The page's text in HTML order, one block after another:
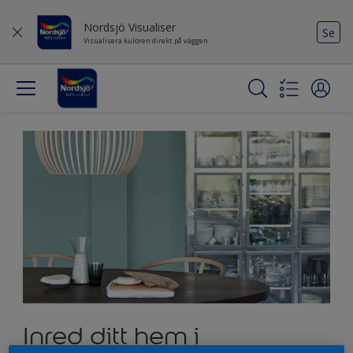
Nordsjö Visualiser
Visualisera kulören direkt på väggen
Se
Inred ditt hem i